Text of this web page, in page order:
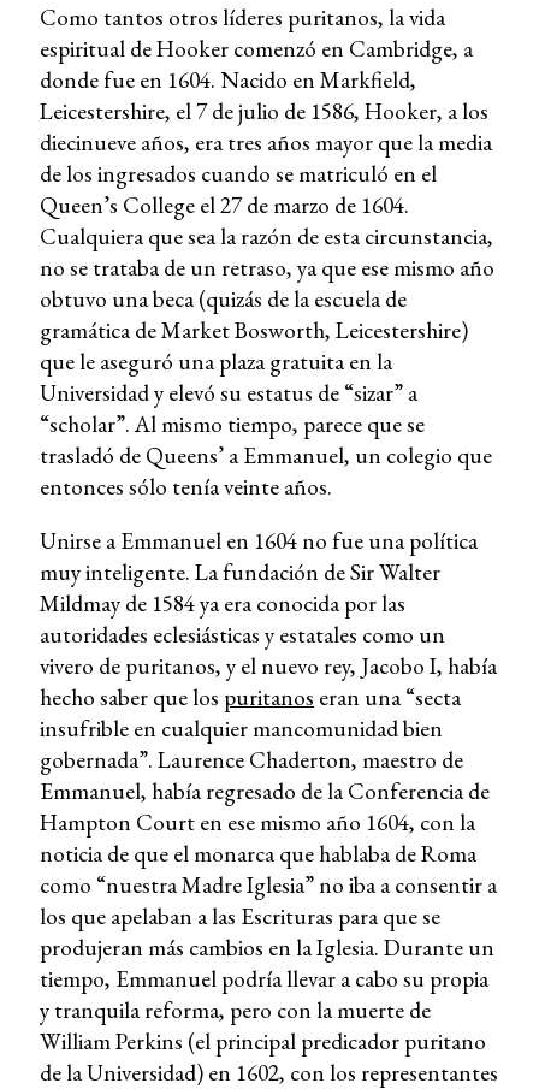
Como tantos otros líderes puritanos, la vida
espiritual de Hooker comenzó en Cambridge, a
donde fue en 1604. Nacido en Markfield,
Leicestershire, el 7 de julio de 1586, Hooker, a los
diecinueve años, era tres años mayor que la media
de los ingresados cuando se matriculó en el
Queen’s College el 27 de marzo de 1604.
Cualquiera que sea la razón de esta circunstancia,
no se trataba de un retraso, ya que ese mismo año
obtuvo una beca (quizás de la escuela de
gramática de Market Bosworth, Leicestershire)
que le aseguró una plaza gratuita en la
Universidad y elevó su estatus de “sizar” a
“scholar”. Al mismo tiempo, parece que se
trasladó de Queens’ a Emmanuel, un colegio que
entonces sólo tenía veinte años.
Unirse a Emmanuel en 1604 no fue una política
muy inteligente. La fundación de Sir Walter
Mildmay de 1584 ya era conocida por las
autoridades eclesiásticas y estatales como un
vivero de puritanos, y el nuevo rey, Jacobo I, había
hecho saber que los puritanos eran una “secta
insufrible en cualquier mancomunidad bien
gobernada”. Laurence Chaderton, maestro de
Emmanuel, había regresado de la Conferencia de
Hampton Court en ese mismo año 1604, con la
noticia de que el monarca que hablaba de Roma
como “nuestra Madre Iglesia” no iba a consentir a
los que apelaban a las Escrituras para que se
produjeran más cambios en la Iglesia. Durante un
tiempo, Emmanuel podría llevar a cabo su propia
y tranquila reforma, pero con la muerte de
William Perkins (el principal predicador puritano
de la Universidad) en 1602, con los representantes